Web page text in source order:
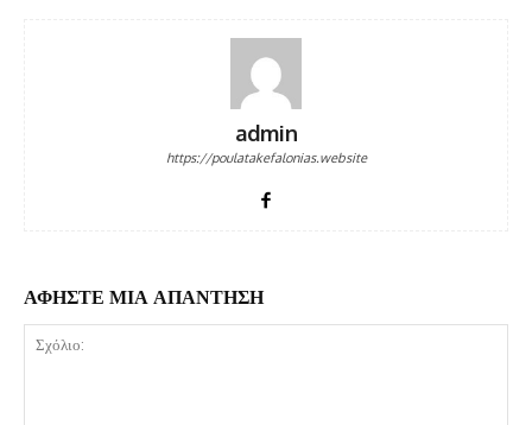
admin
https://poulatakefalonias.website
ΑΦΗΣΤΕ ΜΙΑ ΑΠΑΝΤΗΣΗ